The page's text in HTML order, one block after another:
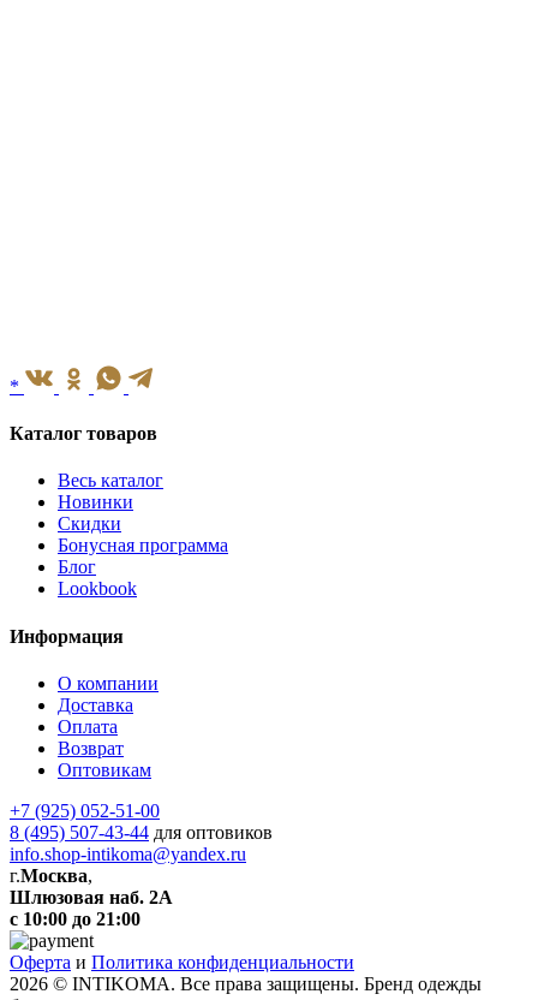
*
Каталог товаров
Весь каталог
Новинки
Скидки
Бонусная программа
Блог
Lookbook
Информация
О компании
Доставка
Оплата
Возврат
Оптовикам
+7 (925) 052-51-00
8 (495) 507-43-44 для оптовиков
info.shop-intikoma@yandex.ru
г.Москва,
Шлюзовая наб. 2А
с 10:00 до 21:00
Оферта и Политика конфиденциальности
2026 © INTIKOMA. Все права защищены. Бренд одежды